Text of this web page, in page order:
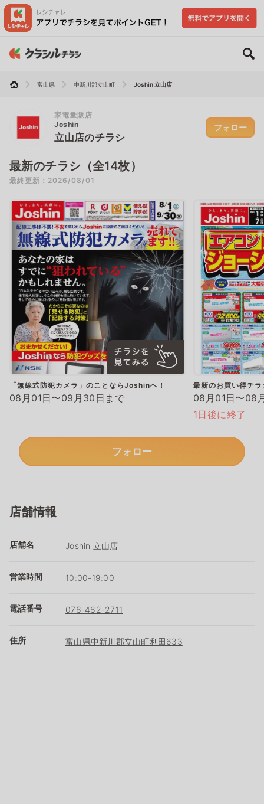
富山県 中新川郡立山町 Joshin 立山店
家電量販店
Joshin
立山店のチラシ
フォロー
最新のチラシ（全14枚）
最終更新：2026/08/01
「無線式防犯カメラ」のことならJoshinへ！
08月01日〜09月30日まで
最新のお買い得チラ
08月01日〜08
1日後に終了
フォロー
店舗情報
店舗名 Joshin 立山店
営業時間 10:00-19:00
電話番号 076-462-2711
住所 富山県中新川郡立山町利田633